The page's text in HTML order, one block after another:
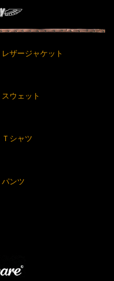
レザージャケット
スウェット
Ｔシャツ
パンツ